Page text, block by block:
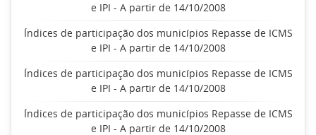
e IPI - A partir de 14/10/2008
Índices de participação dos municípios Repasse de ICMS
e IPI - A partir de 14/10/2008
Índices de participação dos municípios Repasse de ICMS
e IPI - A partir de 14/10/2008
Índices de participação dos municípios Repasse de ICMS
e IPI - A partir de 14/10/2008